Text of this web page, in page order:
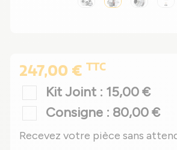
247,00 € TTC
Kit Joint : 15,00 €
Consigne : 80,00 €
Recevez votre pièce sans